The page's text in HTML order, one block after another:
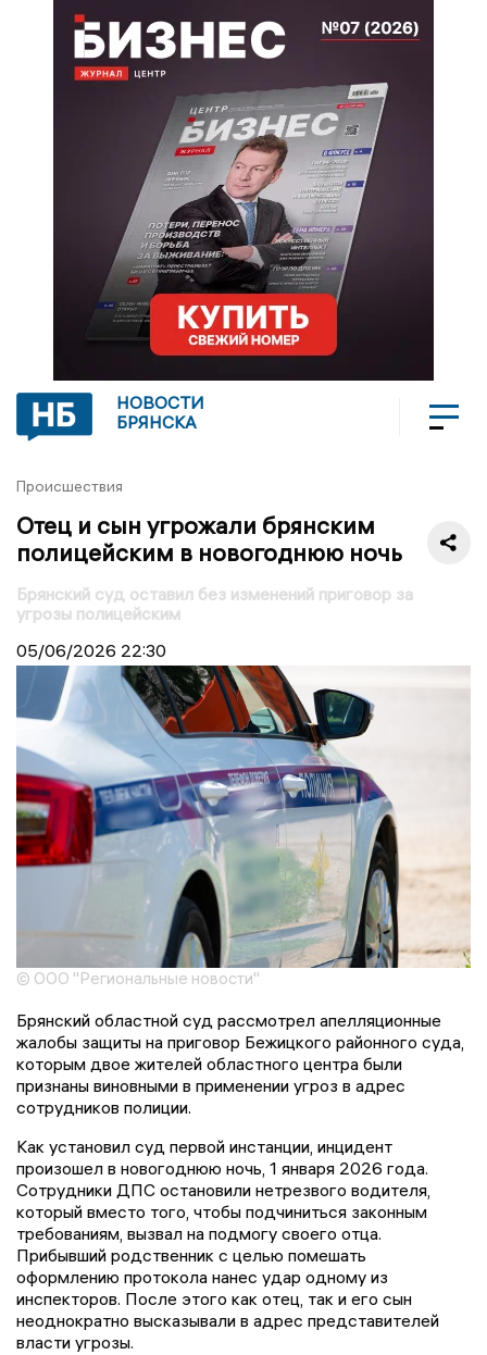
НОВОСТИ
БРЯНСКА
Происшествия
Отец и сын угрожали брянским
полицейским в новогоднюю ночь
Брянский суд оставил без изменений приговор за
угрозы полицейским
05/06/2026 22:30
© ООО "Региональные новости"
Брянский областной суд рассмотрел апелляционные
жалобы защиты на приговор Бежицкого районного суда,
которым двое жителей областного центра были
признаны виновными в применении угроз в адрес
сотрудников полиции.
Как установил суд первой инстанции, инцидент
произошел в новогоднюю ночь, 1 января 2026 года.
Сотрудники ДПС остановили нетрезвого водителя,
который вместо того, чтобы подчиниться законным
требованиям, вызвал на подмогу своего отца.
Прибывший родственник с целью помешать
оформлению протокола нанес удар одному из
инспекторов. После этого как отец, так и его сын
неоднократно высказывали в адрес представителей
власти угрозы.